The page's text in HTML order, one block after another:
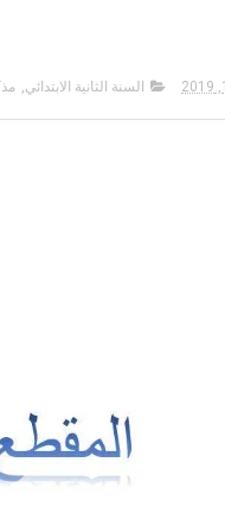
السنة الثانية الابتدائي,